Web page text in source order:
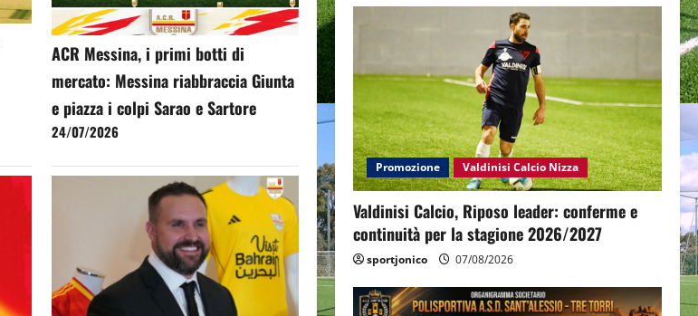
ACR Messina, i primi botti di
mercato: Messina riabbraccia Giunta
e piazza i colpi Sarao e Sartore
24/07/2026
Promozione Valdinisi Calcio Nizza
Valdinisi Calcio, Riposo leader: conferme e
continuità per la stagione 2026/2027
sportjonico 07/08/2026